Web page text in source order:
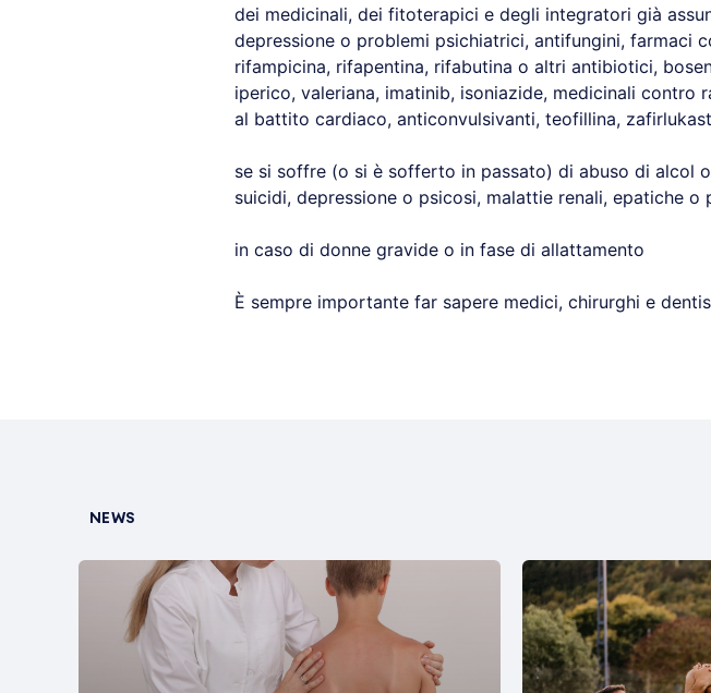
dei medicinali, dei fitoterapici e degli integratori già
depressione o problemi psichiatrici, antifungini, farmaci
rifampicina, rifapentina, rifabutina o altri antibiotici,
iperico, valeriana, imatinib, isoniazide, medicinali
al battito cardiaco, anticonvulsivanti, teofillina,
se si soffre (o si è sofferto in passato) di abuso di alcol
suicidi, depressione o psicosi, malattie renali, epatiche
in caso di donne gravide o in fase di allattamento
È sempre importante far sapere medici, chirurghi e
NEWS